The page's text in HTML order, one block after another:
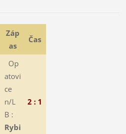
Záp
as
Čas
Op
atovi
ce
n/L
B :
Rybi
2 : 1